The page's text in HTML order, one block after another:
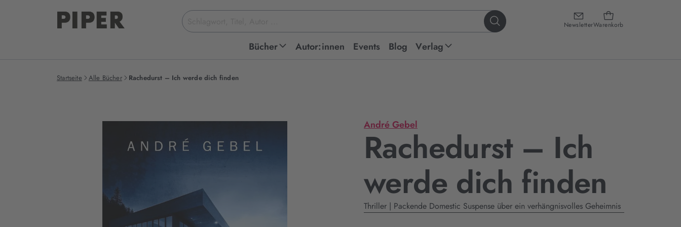
NewsletterWarenkorb
Suchbegriff
eingeben
Bücher Autor:innen Events Blog Verlag
Startseite Alle Bücher Rachedurst – Ich werde dich finden
Produktbilder
André Gebel
Rachedurst – Ich
werde dich finden
Thriller | Packende Domestic Suspense über ein verhängnisvolles Geheimnis